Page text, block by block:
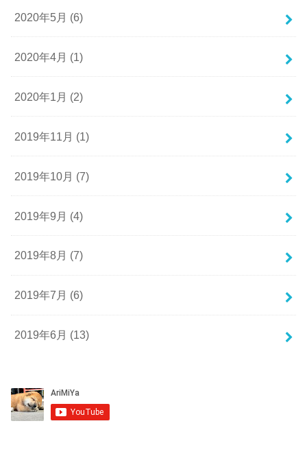
2020年5月 (6)
2020年4月 (1)
2020年1月 (2)
2019年11月 (1)
2019年10月 (7)
2019年9月 (4)
2019年8月 (7)
2019年7月 (6)
2019年6月 (13)